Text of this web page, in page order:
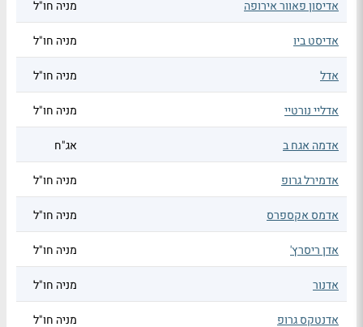
אדיסון פאוור אירופה מניה חו"ל
אדיסט ביו מניה חו"ל
אדל מניה חו"ל
אדליי נורטיי מניה חו"ל
אדמה אגח ב אג"ח
אדמירל גרופ מניה חו"ל
אדמס אקספרס מניה חו"ל
אדן ריסרץ' מניה חו"ל
אדנור מניה חו"ל
אדנטקס גרופ מניה חו"ל